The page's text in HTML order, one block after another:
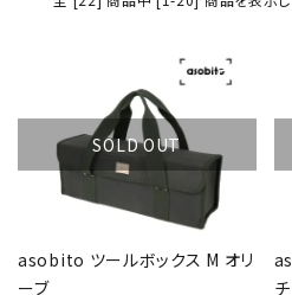
INFORMATION
SOLD OUT
asobito ツールボックス M オリ
ーブ